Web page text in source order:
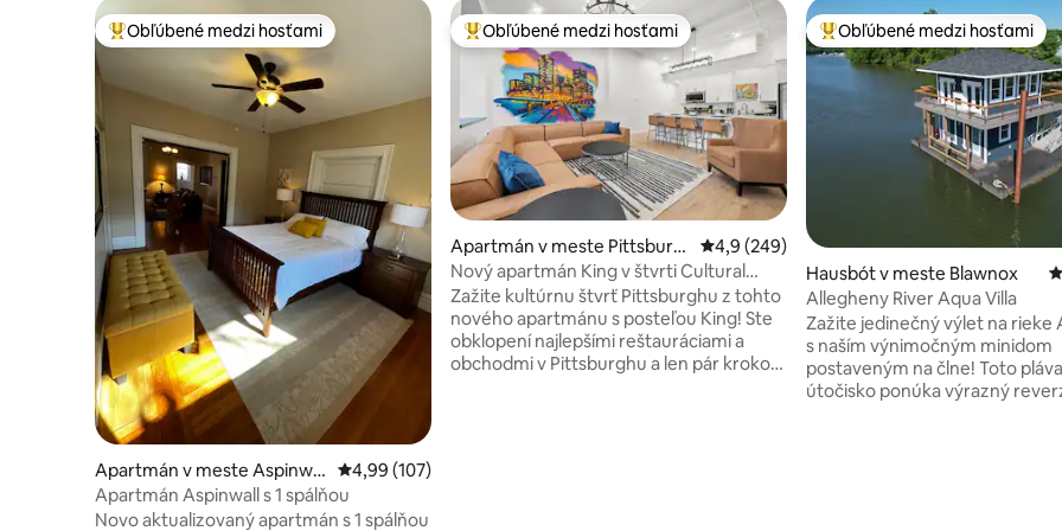
Najobľúbenejšie medzi hosťami
Obľúbené medzi hosťami
Apartmán v meste Aspinwal
l
Priemerné ohodnotenie 4,99 z 5, počet hodnotení: 107
4,99 (107)
Apartmán Aspinwall s 1 spálňou
Novo aktualizovaný apartmán s 1 spálňou
Najobľúbenejšie medzi hosťami
Obľúbené medzi hosťami
Apartmán v meste Pittsburg
h
Priemerné ohodnotenie 4,9 z 5, počet
4,9 (249)
Nový apartmán King v štvrti Cultural
District s vírivkou
Zažite kultúrnu štvrť Pittsburghu z tohto
nového apartmánu s posteľou King! Ste
obklopení najlepšími reštauráciami a
obchodmi v Pittsburghu a len pár krokov
Najobľúbenejšie medzi hosťami
Obľúbené medzi hosťami
Hausbót v meste Blawnox
Allegheny River Aqua Villa
Zažite jedinečný výlet na rieke
s naším výnimočným minidom
postaveným na člne! Toto
útočisko ponúka výrazný